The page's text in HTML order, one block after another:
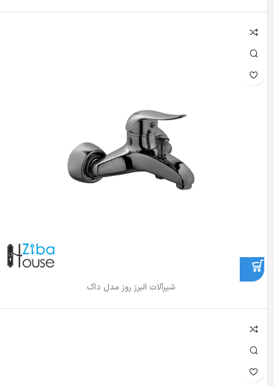
شیرآلات البرز روز مدل داک